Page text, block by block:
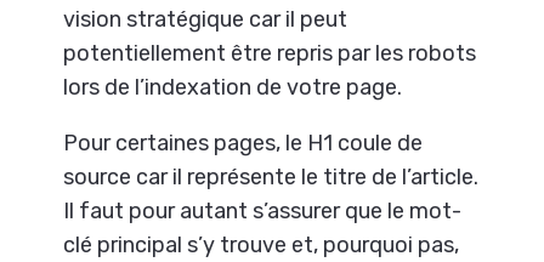
vision stratégique car il peut
potentiellement être repris par les robots
lors de l’indexation de votre page.
Pour certaines pages, le H1 coule de
source car il représente le titre de l’article.
Il faut pour autant s’assurer que le mot-
clé principal s’y trouve et, pourquoi pas,